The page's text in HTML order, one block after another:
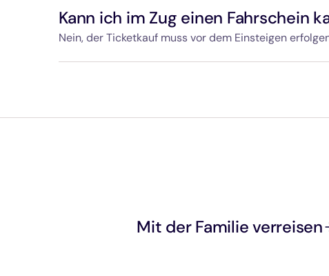
auf Ihrem Schoß oder in Ihrem Fußraum. An der
Maulkorbpflicht während der gesamten Fahrt.
uneingeschränkt zugelassen.
Kann ich im Zug einen Fahrschein
Nein, der Ticketkauf muss vor dem Einsteigen
Mit der Familie verreisen